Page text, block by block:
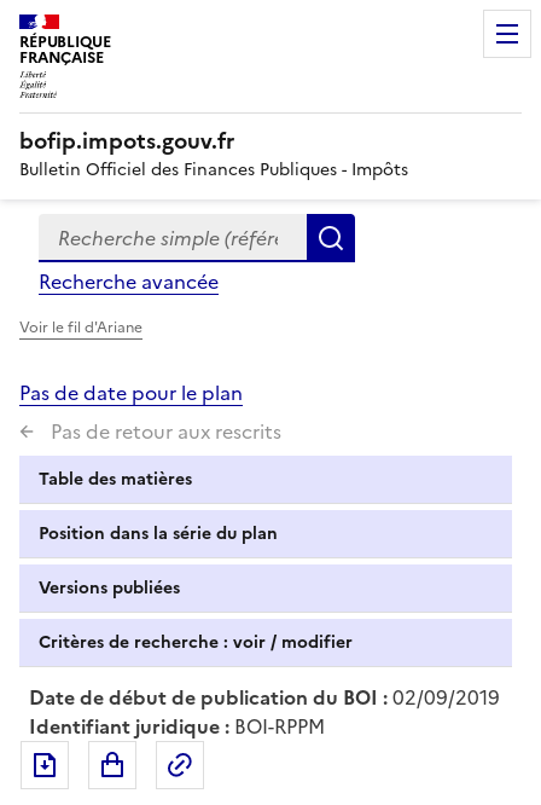
RÉPUBLIQUE
FRANÇAISE
bofip.impots.gouv.fr
Bulletin Officiel des Finances Publiques - Impôts
Formulaire
de
recherche
Recherche simple (références, mots clés, partie du
Recherche avancée
Voir le fil d'Ariane
Pas de date pour le plan
Pas de retour aux rescrits
Table des matières
Position dans la série du plan
Versions publiées
Critères de recherche : voir / modifier
Date de début de publication du BOI :02/09/2019
Identifiant juridique : BOI-RPPM
Exporter le document au format pdf